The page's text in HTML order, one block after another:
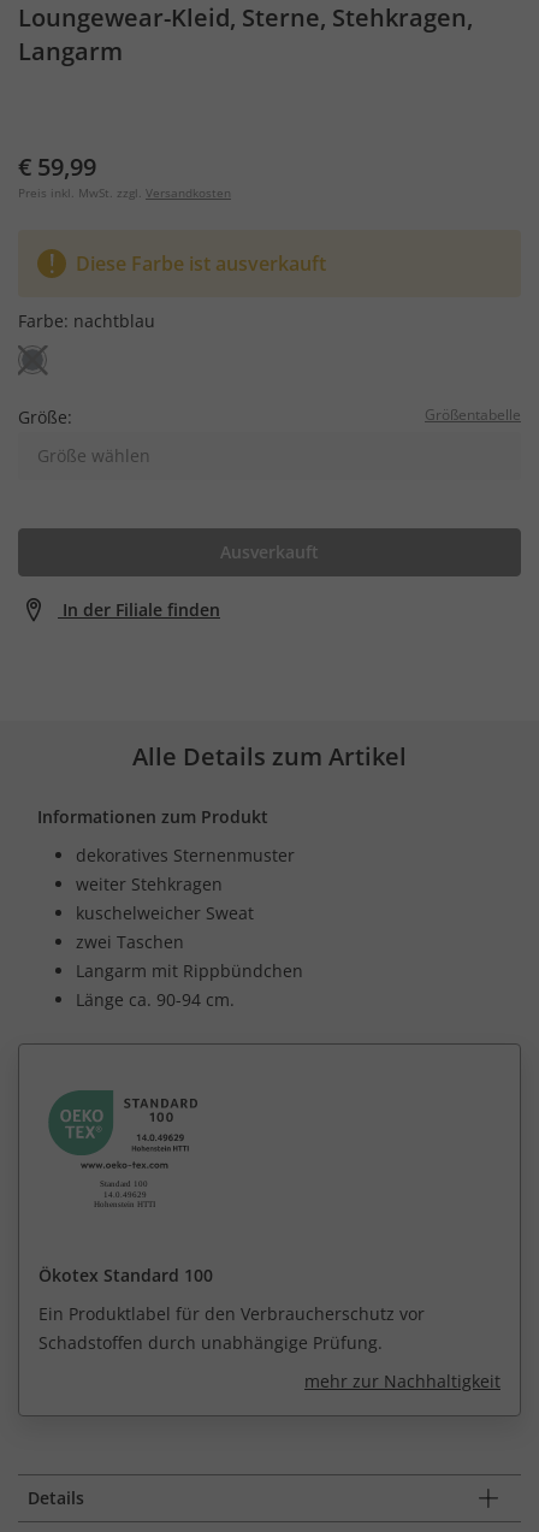
Loungewear-Kleid, Sterne, Stehkragen,
Langarm
€ 59,99
Preis inkl. MwSt. zzgl. Versandkosten
Diese Farbe ist ausverkauft
Farbe: nachtblau
Größe: Größentabelle
Größe wählen
Ausverkauft
In der Filiale finden
Alle Details zum Artikel
Informationen zum Produkt
dekoratives Sternenmuster
weiter Stehkragen
kuschelweicher Sweat
zwei Taschen
Langarm mit Rippbündchen
Länge ca. 90-94 cm.
Ökotex Standard 100
Ein Produktlabel für den Verbraucherschutz vor
Schadstoffen durch unabhängige Prüfung.
mehr zur Nachhaltigkeit
Details